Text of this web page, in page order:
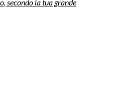
secondo la tua grande